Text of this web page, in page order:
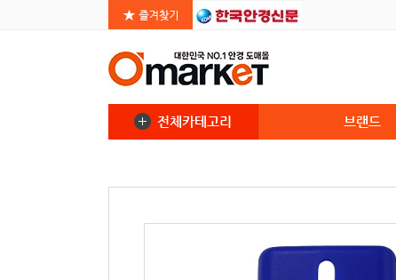
전체카테고리 브랜드